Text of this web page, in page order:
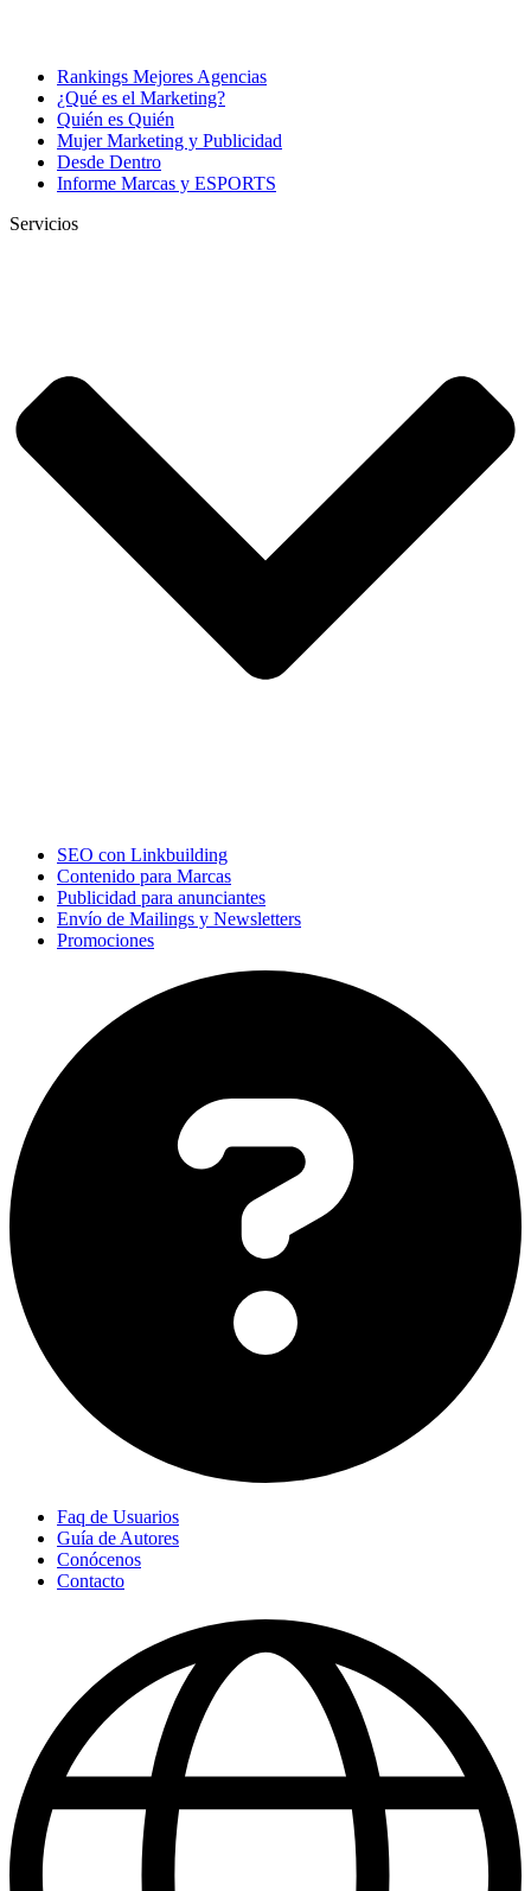
Rankings Mejores Agencias
¿Qué es el Marketing?
Quién es Quién
Mujer Marketing y Publicidad
Desde Dentro
Informe Marcas y ESPORTS
Servicios
SEO con Linkbuilding
Contenido para Marcas
Publicidad para anunciantes
Envío de Mailings y Newsletters
Promociones
Faq de Usuarios
Guía de Autores
Conócenos
Contacto